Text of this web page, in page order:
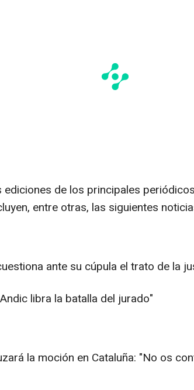
ediciones de los principales
entre otras, las siguientes
ante su cúpula el trato de la
libra la batalla del jurado"
la moción en Cataluña: "No os